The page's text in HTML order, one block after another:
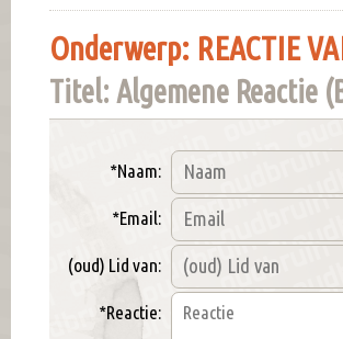
Onderwerp: REACTIE
Titel: Algemene Reactie
*Naam:
*Email:
(oud) Lid van:
*Reactie: